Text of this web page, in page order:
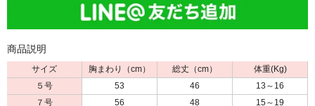
商品説明
サイズ 胸まわり（cm） 総丈（cm）
体重(Kg)
５号
53 46
13～16
７号
56 48
15～19